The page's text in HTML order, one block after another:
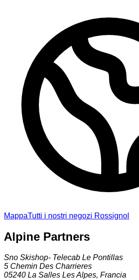
MappaTutti i nostri negozi Rossignol
Alpine Partners
Sno Skishop- Telecab Le Pontillas
5 Chemin Des Charrieres
05240 La Salles Les Alpes, Francia